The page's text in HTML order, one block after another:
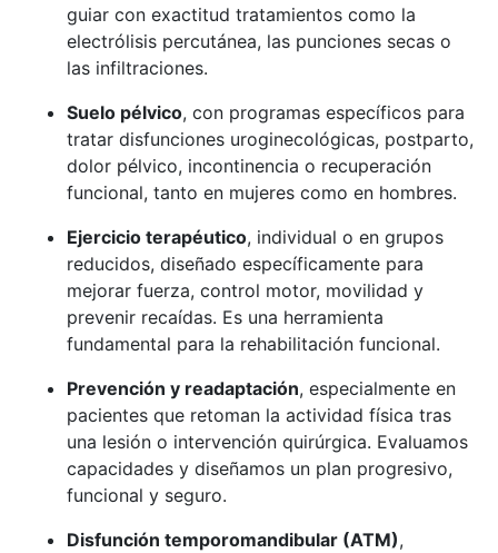
guiar con exactitud tratamientos como la
electrólisis percutánea, las punciones secas o
las infiltraciones.
Suelo pélvico, con programas específicos para
tratar disfunciones uroginecológicas, postparto,
dolor pélvico, incontinencia o recuperación
funcional, tanto en mujeres como en hombres.
Ejercicio terapéutico, individual o en grupos
reducidos, diseñado específicamente para
mejorar fuerza, control motor, movilidad y
prevenir recaídas. Es una herramienta
fundamental para la rehabilitación funcional.
Prevención y readaptación, especialmente en
pacientes que retoman la actividad física tras
una lesión o intervención quirúrgica. Evaluamos
capacidades y diseñamos un plan progresivo,
funcional y seguro.
Disfunción temporomandibular (ATM),